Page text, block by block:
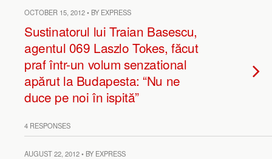
OCTOBER 15, 2012 • BY EXPRESS
Sustinatorul lui Traian Basescu,
agentul 069 Laszlo Tokes, făcut
praf într-un volum senzational
apărut la Budapesta: “Nu ne
duce pe noi în ispită”
4 RESPONSES
AUGUST 22, 2012 • BY EXPRESS